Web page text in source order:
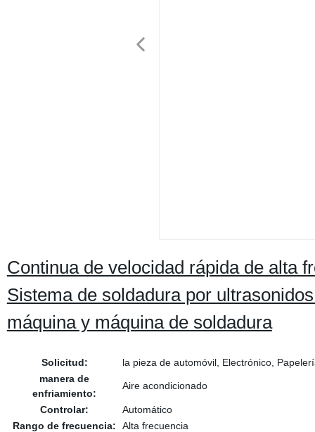
Continua de velocidad rápida de alta
Sistema de soldadura por
máquina y máquina de soldadura
Solicitud:
la pieza de automóvil, Electrónico,
manera de
enfriamiento:
Aire acondicionado
Controlar:
Automático
Rango de frecuencia:
Alta frecuencia